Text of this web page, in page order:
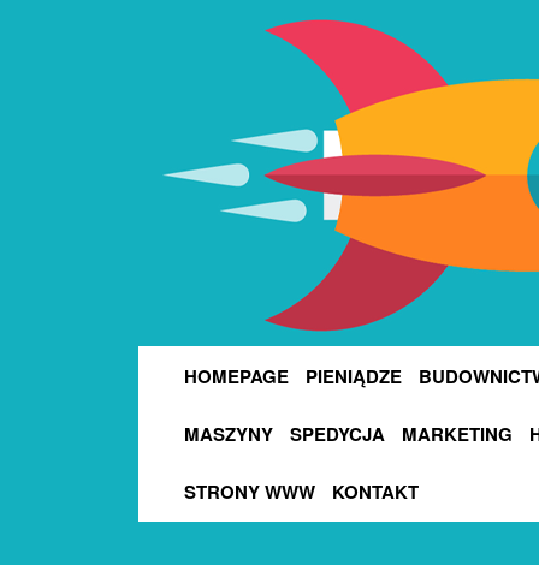
HOMEPAGE PIENIĄDZE
MASZYNY SPEDYCJA MARKETING
STRONY WWW KONTAKT